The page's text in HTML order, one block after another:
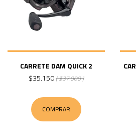
CARRETE DAM QUICK 2
$35.150( $37.000 )
COMPRAR